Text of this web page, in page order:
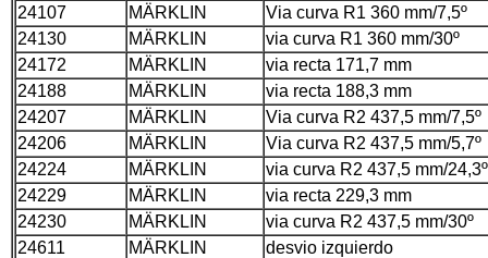
24107
MÄRKLIN
Via curva R1 360 mm/7,5º
24130
MÄRKLIN
via curva R1 360 mm/30º
24172
MÄRKLIN
via recta 171,7 mm
24188
MÄRKLIN
via recta 188,3 mm
24207
MÄRKLIN
Via curva R2 437,5 mm/7,5º
24206
MÄRKLIN
Via curva R2 437,5 mm/5,7º
24224
MÄRKLIN
via curva R2 437,5 mm/24,3º
24229
MÄRKLIN
via recta 229,3 mm
24230
MÄRKLIN
via curva R2 437,5 mm/30º
24611
MÄRKLIN
desvio izquierdo